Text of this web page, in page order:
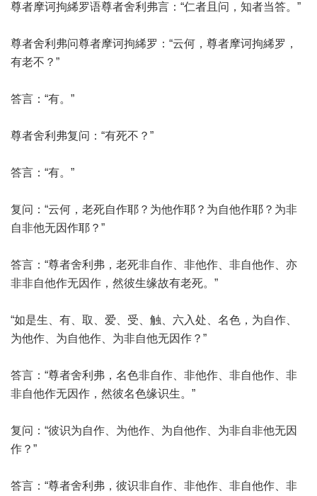
尊者摩诃拘絺罗语尊者舍利弗言：“仁者且问，知者当答。”
尊者舍利弗问尊者摩诃拘絺罗：“云何，尊者摩诃拘絺罗，
有老不？”
答言：“有。”
尊者舍利弗复问：“有死不？”
答言：“有。”
复问：“云何，老死自作耶？为他作耶？为自他作耶？为非
自非他无因作耶？”
答言：“尊者舍利弗，老死非自作、非他作、非自他作、亦
非非自他作无因作，然彼生缘故有老死。”
“如是生、有、取、爱、受、触、六入处、名色，为自作、
为他作、为自他作、为非自他无因作？”
答言：“尊者舍利弗，名色非自作、非他作、非自他作、非
非自他作无因作，然彼名色缘识生。”
复问：“彼识为自作、为他作、为自他作、为非自非他无因
作？”
答言：“尊者舍利弗，彼识非自作、非他作、非自他作、非